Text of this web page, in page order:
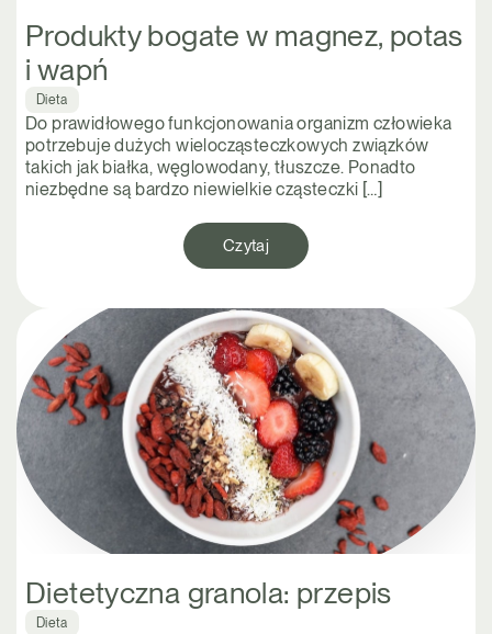
Produkty bogate w magnez, potas
i wapń
Dieta
Do prawidłowego funkcjonowania organizm człowieka
potrzebuje dużych wielocząsteczkowych związków
takich jak białka, węglowodany, tłuszcze. Ponadto
niezbędne są bardzo niewielkie cząsteczki […]
Czytaj
Dietetyczna granola: przepis
Dieta